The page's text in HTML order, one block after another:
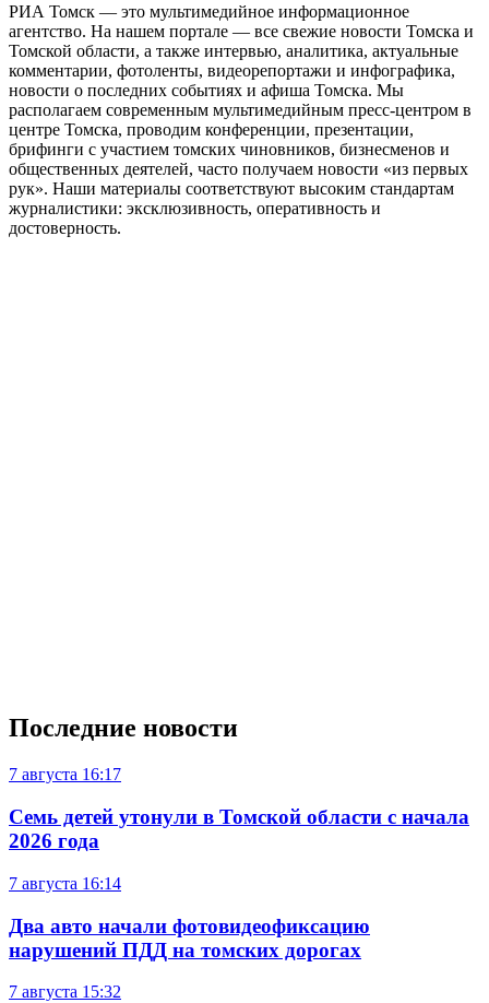
РИА Томск — это мультимедийное информационное
агентство. На нашем портале — все свежие новости Томска и
Томской области, а также интервью, аналитика, актуальные
комментарии, фотоленты, видеорепортажи и инфографика,
новости о последних событиях и афиша Томска. Мы
располагаем современным мультимедийным пресс-центром в
центре Томска, проводим конференции, презентации,
брифинги с участием томских чиновников, бизнесменов и
общественных деятелей, часто получаем новости «из первых
рук». Наши материалы соответствуют высоким стандартам
журналистики: эксклюзивность, оперативность и
достоверность.
Последние новости
7 августа 16:17
Семь детей утонули в Томской области с начала
2026 года
7 августа 16:14
Два авто начали фотовидеофиксацию
нарушений ПДД на томских дорогах
7 августа 15:32